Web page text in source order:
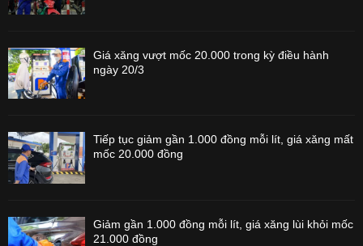
Giá xăng vượt mốc 20.000 trong kỳ điều hành
ngày 20/3
Tiếp tục giảm gần 1.000 đồng mỗi lít, giá xăng mất
mốc 20.000 đồng
Giảm gần 1.000 đồng mỗi lít, giá xăng lùi khỏi mốc
21.000 đồng